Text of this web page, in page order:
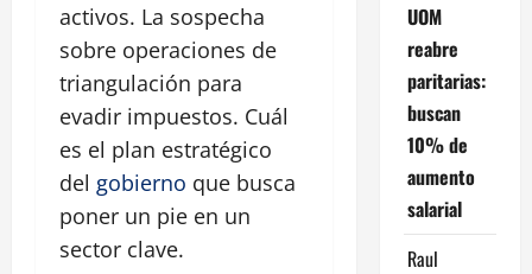
activos. La sospecha
sobre operaciones de
triangulación para
evadir impuestos. Cuál
es el plan estratégico
del gobierno que busca
poner un pie en un
sector clave.
UOM
reabre
paritarias:
buscan
10% de
aumento
salarial
Raul